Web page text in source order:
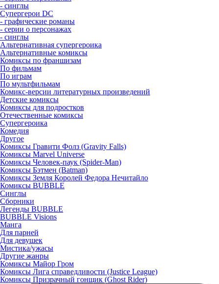
- синглы
Супергерои DC
- графические романы
- серии о персонажах
- синглы
Альтернативная супергероика
Альтернативные комиксы
Комиксы по франшизам
По фильмам
По играм
По мультфильмам
Комикс-версии литературных произведений
Детские комиксы
Комиксы для подростков
Отечественные комиксы
Супергероика
Комедия
Другое
Комиксы Гравити Фолз (Gravity Falls)
Комиксы Marvel Universe
Комиксы Человек-паук (Spider-Man)
Комиксы Бэтмен (Batman)
Комиксы Земля Королей Федора Нечитайло
Комиксы BUBBLE
Синглы
Сборники
Легенды BUBBLE
BUBBLE Visions
Манга
Для парней
Для девушек
Мистика/ужасы
Другие жанры
Комиксы Майор Гром
Комиксы Лига справедливости (Justice League)
Комиксы Призрачный гонщик (Ghost Rider)